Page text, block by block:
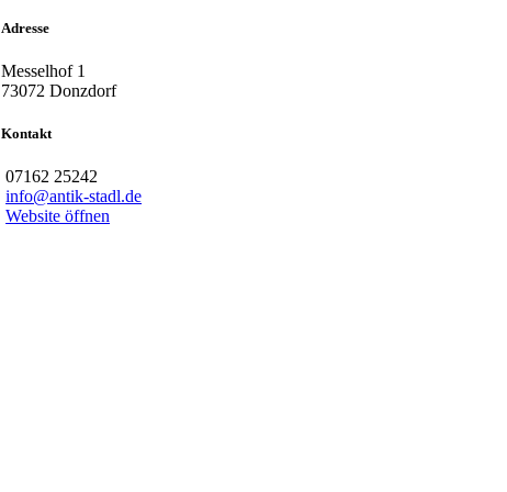
Adresse
Messelhof 1
73072 Donzdorf
Kontakt
07162 25242
info@antik-stadl.de
Website öffnen